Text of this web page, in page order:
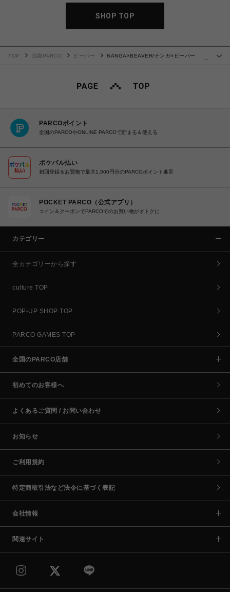
SHOP TOP
TOP 池袋PARCO ビーバー
NANGA×BEAVER/ナンガ×ビーバー
PARCOポイント
全国のPARCOやONLINE PARCOで貯まる＆使える
ポケパル払い
初回登録＆お買物で最大1,500円分のPARCOポイント進呈
POCKET PARCO（公式アプリ）
コイン＆クーポンでPARCOでのお買い物がオトクに
カテゴリー
全カテゴリーから探す
culture TOP
POP-UP SHOP TOP
PARCO GAMES TOP
全国のPARCO店舗
初めてのお客様へ
よくあるご質問 / お問い合わせ
お知らせ
ご利用規約
特定商取引法など法令に基づく表記
会社情報
関連サイト